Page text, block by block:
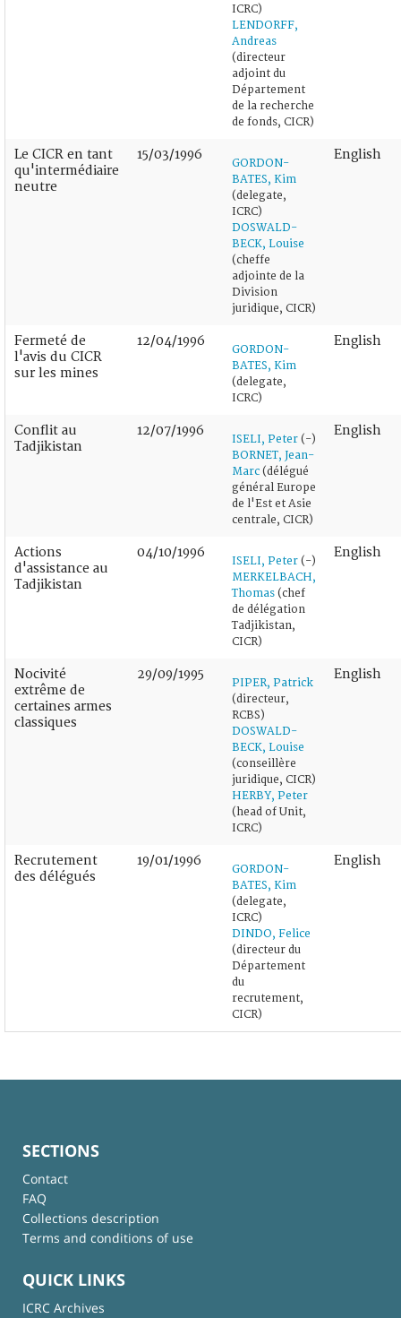
ICRC)
LENDORFF,
Andreas
(directeur
adjoint du
Département
de la recherche
de fonds, CICR)
Le CICR en tant
qu'intermédiaire
neutre
15/03/1996
GORDON-
BATES, Kim
(delegate,
ICRC)
DOSWALD-
BECK, Louise
(cheffe
adjointe de la
Division
juridique, CICR)
English
Fermeté de
l'avis du CICR
sur les mines
12/04/1996
GORDON-
BATES, Kim
(delegate,
ICRC)
English
Conflit au
Tadjikistan
12/07/1996
ISELI, Peter (-)
BORNET, Jean-
Marc (délégué
général Europe
de l'Est et Asie
centrale, CICR)
English
Actions
d'assistance au
Tadjikistan
04/10/1996
ISELI, Peter (-)
MERKELBACH,
Thomas (chef
de délégation
Tadjikistan,
CICR)
English
Nocivité
extrême de
certaines armes
classiques
29/09/1995
PIPER, Patrick
(directeur,
RCBS)
DOSWALD-
BECK, Louise
(conseillère
juridique, CICR)
HERBY, Peter
(head of Unit,
ICRC)
English
Recrutement
des délégués
19/01/1996
GORDON-
BATES, Kim
(delegate,
ICRC)
DINDO, Felice
(directeur du
Département
du
recrutement,
CICR)
English
SECTIONS
Contact
FAQ
Collections description
Terms and conditions of use
QUICK LINKS
ICRC Archives